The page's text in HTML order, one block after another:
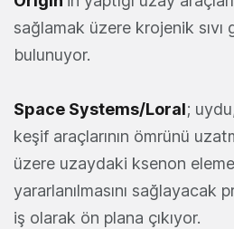
sağlamak üzere krojenik sıvı
bulunuyor.
Space Systems/Loral;
keşif araçlarının ömrünü
üzere uzaydaki ksenon
yararlanılmasını sağlayacak
iş olarak ön plana çıkıyor.